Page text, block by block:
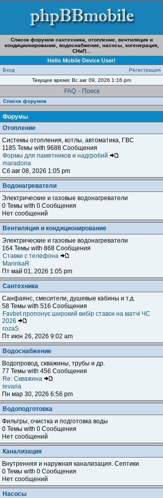
Список форумов сантехника, отопление, вентиляция и
кондиционирование, водоснабжение, насосы, когенерация,
СНиП...
Hello Mobile Device User!
Вход
Регистрация
Текущее время: Вс авг 09, 2026 1:16 pm
FAQ · Поиск
Список форумов
Форумы
Отопление
Системы отопления, котлы, автоматика, ГВС
1185 Темы with 9688 Сообщения
Формы для памятников и надгробий
maradona
Сб авг 08, 2026 1:05 pm
Водонагреватели
Электрические и газовые водонагреватели
0 Темы with 0 Сообщения
Нет сообщений
Вентиляция и кондиционирование
Электрические и газовые водонагреватели
164 Темы with 868 Сообщения
Ставки с телефона
MarinkaR
Пт май 01, 2026 1:05 pm
Сантехника
Санфаянс, смесители, душевые кабины и т.д.
58 Темы with 516 Сообщения
Favbet пропонує широкий вибір ставок на матчі ЧС
2026
rozaS
Пт июн 26, 2026 9:02 am
Водоснабжение
Водопровод, скважины, трубы и др.
77 Темы with 456 Сообщения
Re: Скважина
levaria
Пн мар 30, 2026 6:56 pm
Водоподготовка
Фильтры, очистка и подготовка воды
0 Темы with 0 Сообщения
Нет сообщений
Канализация
Внутренняя и наружная канализация. Септики.
0 Темы with 0 Сообщения
Нет сообщений
Насосы